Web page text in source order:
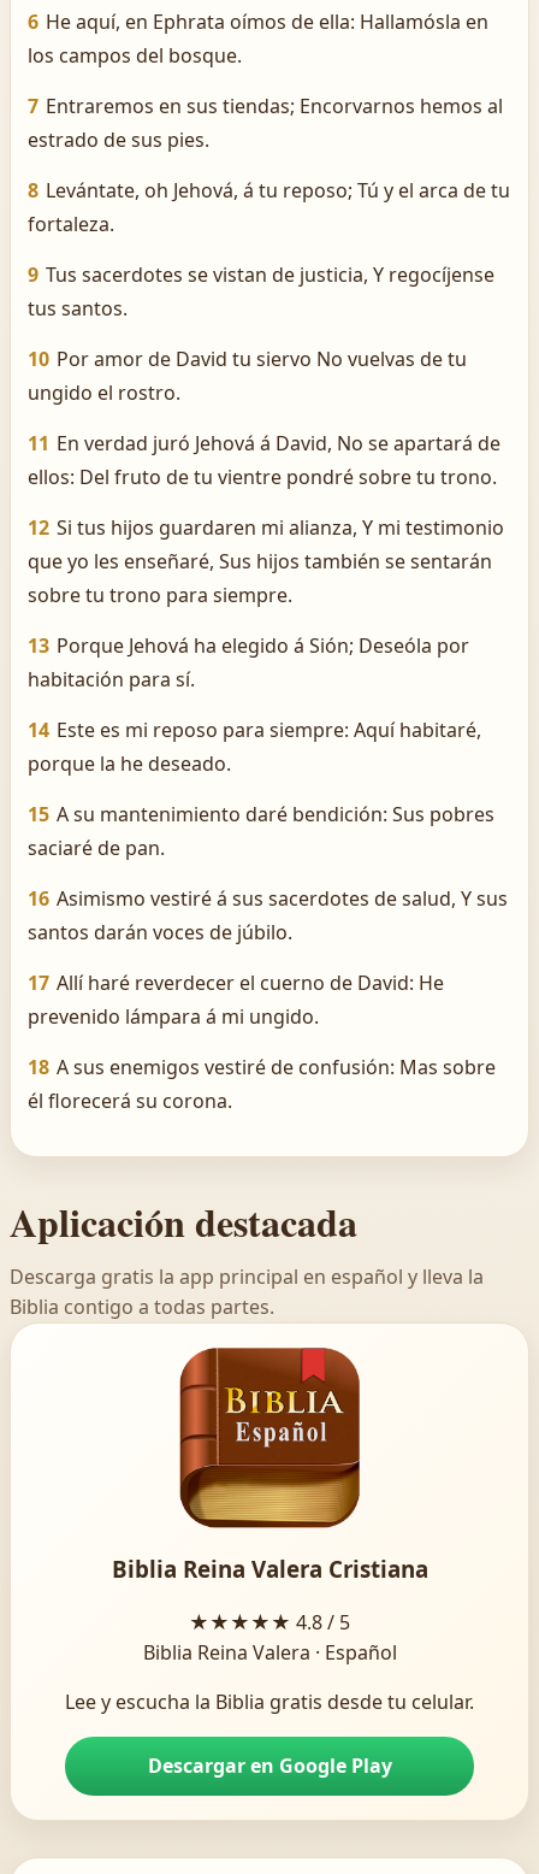
6 He aquí, en Ephrata oímos de ella: Hallamósla en
los campos del bosque.
7 Entraremos en sus tiendas; Encorvarnos hemos al
estrado de sus pies.
8 Levántate, oh Jehová, á tu reposo; Tú y el arca de tu
fortaleza.
9 Tus sacerdotes se vistan de justicia, Y regocíjense
tus santos.
10 Por amor de David tu siervo No vuelvas de tu
ungido el rostro.
11 En verdad juró Jehová á David, No se apartará de
ellos: Del fruto de tu vientre pondré sobre tu trono.
12 Si tus hijos guardaren mi alianza, Y mi testimonio
que yo les enseñaré, Sus hijos también se sentarán
sobre tu trono para siempre.
13 Porque Jehová ha elegido á Sión; Deseóla por
habitación para sí.
14 Este es mi reposo para siempre: Aquí habitaré,
porque la he deseado.
15 A su mantenimiento daré bendición: Sus pobres
saciaré de pan.
16 Asimismo vestiré á sus sacerdotes de salud, Y sus
santos darán voces de júbilo.
17 Allí haré reverdecer el cuerno de David: He
prevenido lámpara á mi ungido.
18 A sus enemigos vestiré de confusión: Mas sobre
él florecerá su corona.
Aplicación destacada
Descarga gratis la app principal en español y lleva la
Biblia contigo a todas partes.
Biblia Reina Valera Cristiana
★★★★★ 4.8 / 5
Biblia Reina Valera · Español
Lee y escucha la Biblia gratis desde tu celular.
Descargar en Google Play